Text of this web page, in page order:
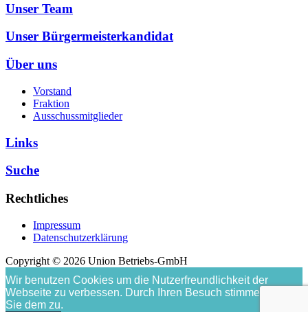
Unser Team
Unser Bürgermeisterkandidat
Über uns
Vorstand
Fraktion
Ausschussmitglieder
Links
Suche
Rechtliches
Impressum
Datenschutzerklärung
Copyright © 2026 Union Betriebs-GmbH
Wir benutzen Cookies um die Nutzerfreundlichkeit der
Webseite zu verbessen. Durch Ihren Besuch stimmen
Sie dem zu.